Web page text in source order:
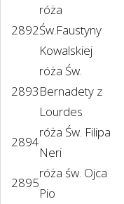
2892
róża
Św.Faustyny
Kowalskiej
2893
róża Św.
Bernadety z
Lourdes
2894
róża Św. Filipa
Neri
2895
róża św. Ojca
Pio